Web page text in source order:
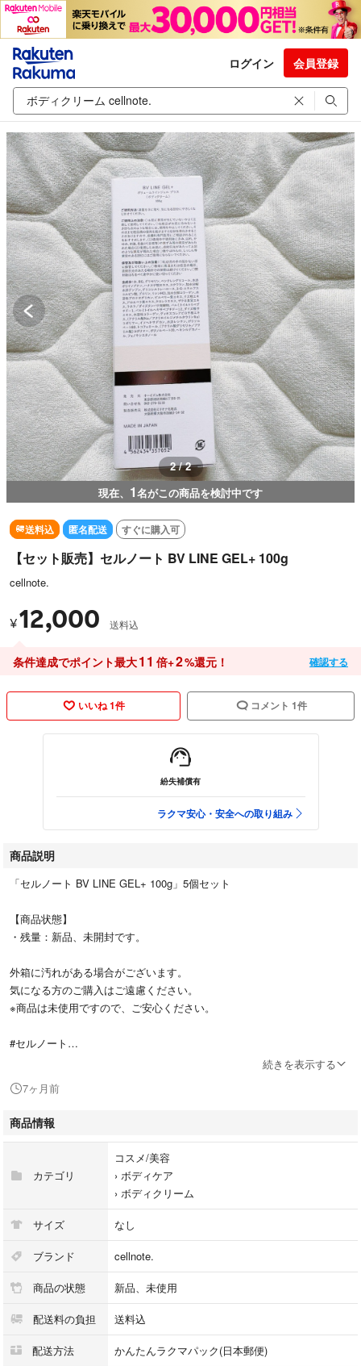
ログイン 会員登録
1 / 2
現在、 1名がこの商品を検討中です
送料込 匿名配送 すぐに購入可
【セット販売】セルノート BV LINE GEL+ 100g
cellnote.
¥12,000 送料込
条件達成でポイント最大11 倍+2%還元！ 確認する
いいね 1件 コメント 1件
紛失補償有
ラクマ安心・安全への取り組み
商品説明
「セルノート BV LINE GEL+ 100g」5個セット
【商品状態】
・残量：新品、未開封です。
外箱に汚れがある場合がございます。
気になる方のご購入はご遠慮ください。
※商品は未使用ですので、ご安心ください。
#セルノート
#ボディクリーム
続きを表示する
7ヶ月前
商品情報
カテゴリ
コスメ/美容
› ボディケア
› ボディクリーム
サイズ なし
ブランド cellnote.
商品の状態 新品、未使用
配送料の負担 送料込
配送方法 かんたんラクマパック(日本郵便)